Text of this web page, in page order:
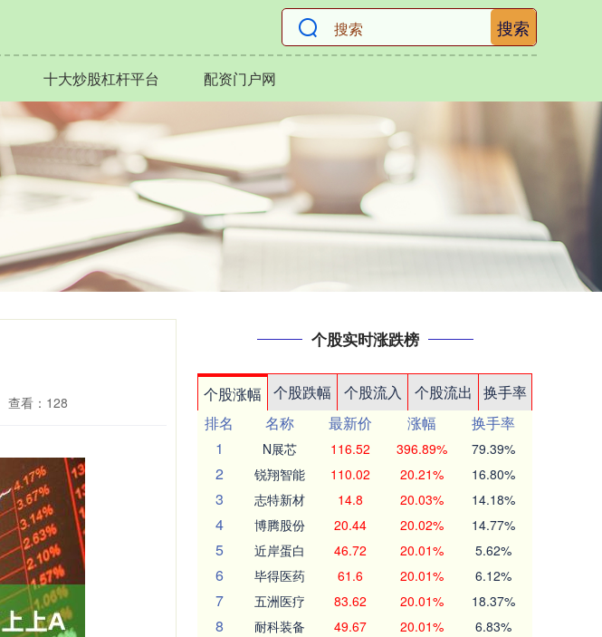
搜索
十大炒股杠杆平台 配资门户网
查看：128
个股实时涨跌榜
个股涨幅 个股跌幅 个股流入 个股流出
换手率
排名
名称 最新价 涨幅
换手率
1
N展芯 116.52 396.89% 79.39%
2 锐翔智能 110.02 20.21% 16.80%
3 志特新材 14.8 20.03% 14.18%
4 博腾股份 20.44 20.02% 14.77%
5 近岸蛋白 46.72 20.01% 5.62%
6 毕得医药 61.6 20.01% 6.12%
7 五洲医疗 83.62 20.01% 18.37%
8 耐科装备 49.67 20.01% 6.83%